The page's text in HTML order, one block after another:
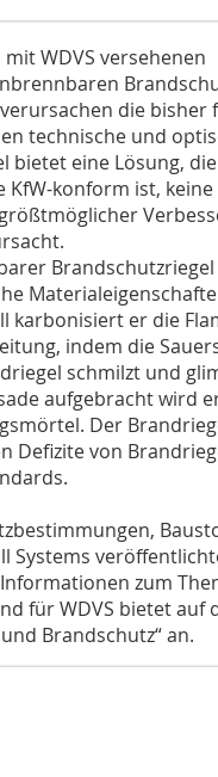
WDVS versehenen
die bisher
technische und
bietet eine Lösung,
KfW-konform ist, keine
Brandschutzriegel
karbonisiert er die
indem die
schmilzt und
aufgebracht wird
Der
Defizite von
Systems
zum
für WDVS bietet auf
Brandschutz“ an.